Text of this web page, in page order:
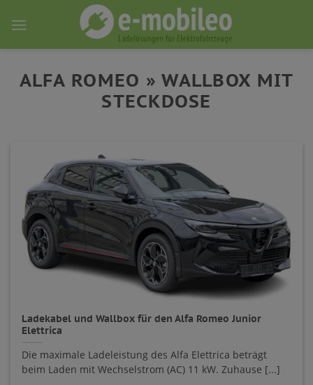
ALFA ROMEO » WALLBOX MIT
STECKDOSE
Ladekabel und Wallbox für den Alfa Romeo Junior
Elettrica
Die maximale Ladeleistung des Alfa Elettrica beträgt
beim Laden mit Wechselstrom (AC) 11 kW. Zuhause [...]